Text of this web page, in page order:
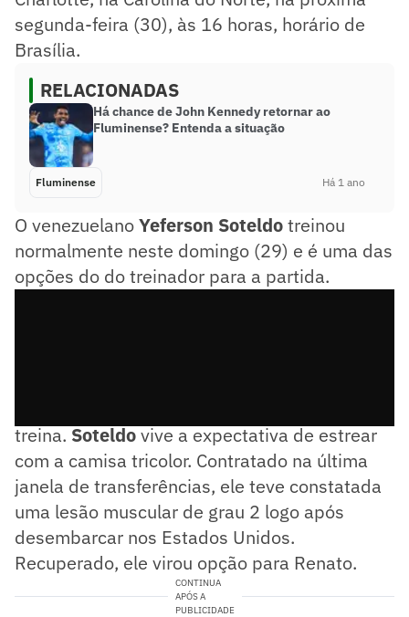
segunda-feira (30), às 16 horas, horário de
Brasília.
RELACIONADAS
Há chance de John Kennedy retornar ao
Fluminense? Entenda a situação
Fluminense Há 1 ano
O venezuelanoYeferson Soteldotreinou
normalmente neste domingo (29) e é uma das
opções do do treinador para a partida.
treina.Soteldovive a expectativa de estrear
com a camisa tricolor. Contratado na última
janela de transferências, ele teve constatada
uma lesão muscular de grau 2 logo após
desembarcar nos Estados Unidos.
Recuperado, ele virou opção para Renato.
CONTINUA
APÓS A
PUBLICIDADE